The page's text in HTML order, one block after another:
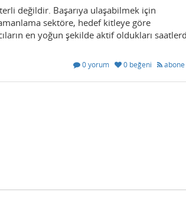
değildir. Başarıya ulaşabilmek için
sektöre, hedef kitleye göre
en yoğun şekilde aktif oldukları
0 yorum 0 beğeni abone